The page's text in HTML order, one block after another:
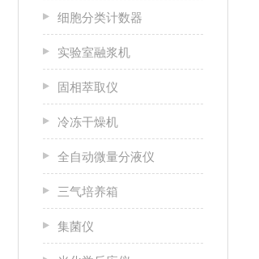
细胞分类计数器
实验室融浆机
固相萃取仪
冷冻干燥机
全自动微量分液仪
三气培养箱
集菌仪